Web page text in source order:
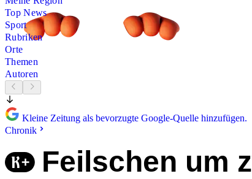
Top News
Sport
Rubriken
Orte
Themen
Autoren
Kleine Zeitung als bevorzugte Google-Quelle hinzufügen.
Chronik
Feilschen um